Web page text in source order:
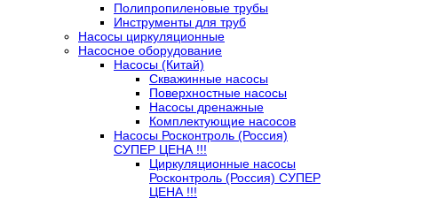
Полипропиленовые трубы
Инструменты для труб
Насосы циркуляционные
Насосное оборудование
Насосы (Китай)
Скважинные насосы
Поверхностные насосы
Насосы дренажные
Комплектующие насосов
Насосы Росконтроль (Россия)
СУПЕР ЦЕНА !!!
Циркуляционные насосы
Росконтроль (Россия) СУПЕР
ЦЕНА !!!